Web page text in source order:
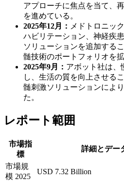
アプローチに焦点を当て、
を進めている。
2025年12月： メドトロニッ
ハビリテーション、神経疾
ソリューションを追加する
髄技術のポートフォリオを拡
2025年9月： アボット社は、
し、生活の質を向上させる
髄刺激ソリューションによ
た。
レポート範囲
市場指
標
詳細とデー
市場規
模 2025
USD 7.32 Billion